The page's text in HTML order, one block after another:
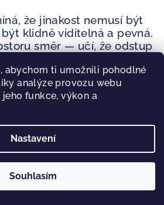
abychom ti umožnili pohodlné
analýze provozu webu
funkce, výkon a
Nastavení
Souhlasím
že jinakost nemusí být
klidně viditelná a pevná.
směr — učí, že odstup
— možnost zůstat v
nutné opustit vlastní
energii před tím,
nebo odpojila.
svobodná — a přitom živá,
v těle i vztazích.